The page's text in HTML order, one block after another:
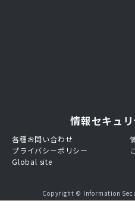
情報セキュ
各種お問い合わせ
プライバシーポリシー
Global site
Copyright © Information